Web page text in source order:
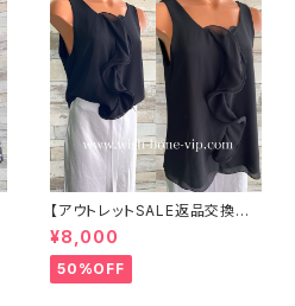
【アウトレットSALE返品交換不
可8/20まで】イタリア製 CASA
DEILUCA ITALY｜前フリル＆B
IGフリルトップス /ブラック
¥8,000
50%OFF